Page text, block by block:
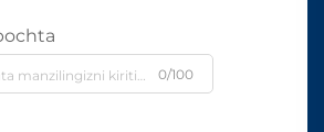
0/100